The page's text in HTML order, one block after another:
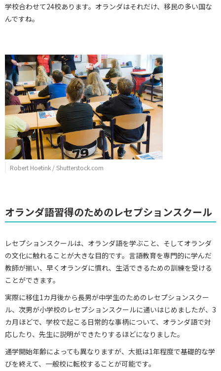
学校合わせて24校あります。オランダはそれだけ、移民の多い国な
んですね。
Robert Hoetink / Shutterstock.com
オランダ語習得のためのレセプションスクール
レセプションスクールは、オランダ語を学ぶこと、そしてオランダ
の文化に触れることが大きな目的です。言語教育を専門的に学んだ
教師が揃い、早くオランダに慣れ、生活できるための訓練を受ける
ことができます。
実際に移住1カ月後から長男が中学生のためのレセプションスクー
ル、次男が小学校のレセプションスクールに通いはじめましたが、3
カ月ほどで、学校で起こる日常的な事柄について、オランダ語で対
応したり、先生に説明ができたりするほどになりました。
通学開始年齢によっても異なりますが、大抵は1年程度で基礎的な学
びを終えて、一般校に転校することが可能です。